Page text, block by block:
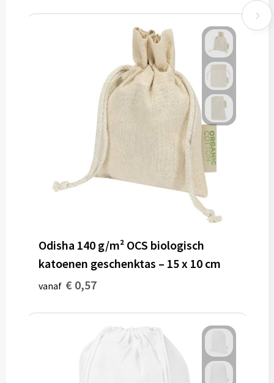
Odisha 140 g/m² OCS biologisch
katoenen geschenktas – 15 x 10 cm
vanaf € 0,57